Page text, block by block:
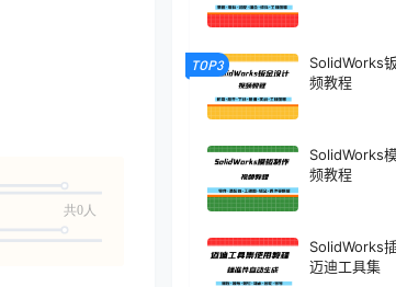
共0人
TOP3
SolidWorks
频教程
SolidWorks
频教程
SolidWorks
迈迪工具集